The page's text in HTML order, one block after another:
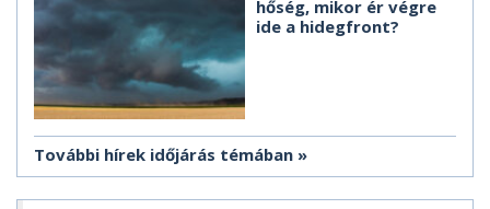
hőség, mikor ér végre
ide a hidegfront?
További hírek időjárás témában